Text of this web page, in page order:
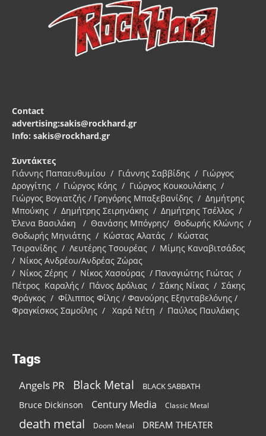
Contact
advertising:sakis@rockhard.gr
Info: sakis@rockhard.gr
Συντάκτες
Γιάννης Παπαευθυμίου / Γιάννης Σαββίδης / Γιώργος
Δρογγίτης / Γιώργος Κόης / Γιώργος Κουκουλάκης /
Γιώργος Βογιατζής / Γρηγόρης Μπαξεβανίδης / Δημήτρης
Μπούκης / Δημήτρης Σειρηνάκης / Δημήτρης Τσέλλος /
Έλενα Βασιλάκη / Θανάσης Μπόγρης/ Θοδωρής Κλώνης /
Θοδωρής Μηνιάτης / Κώστας Αλατάς / Κώστας
Τσιρανίδης / Λευτέρης Τσουρέας / Μίμης Καναβιτσάδος
/ Νίκος Ανδρέου/Ανδρέας Ζώρας
/ Νίκος Ζέρης / Νίκος Χασούρας / Παναγιώτης Γιώτας /
Πέτρος Καραλής / Πάνος Δρόλιας / Σάκης Νίκας / Σάκης
Φράγκος / Φίλιππος Φίλης / Φανούρης Εξηνταβελόνης /
Φραγκίσκος Σαμοΐλης / Χαρά Νέτη / Παύλος Παυλάκης
Tags
Angels PR Black Metal BLACK SABBATH
Bruce Dickinson Century Media Classic Metal
death metal Doom Metal DREAM THEATER